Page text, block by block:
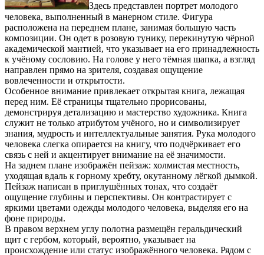
Здесь представлен портрет молодого
человека, выполненный в манерном стиле. Фигура
расположена на переднем плане, занимая большую часть
композиции. Он одет в розовую тунику, перекинутую чёрной
академической мантией, что указывает на его принадлежность
к учёному сословию. На голове у него тёмная шапка, а взгляд
направлен прямо на зрителя, создавая ощущение
вовлеченности и открытости.
Особенное внимание привлекает открытая книга, лежащая
перед ним. Её страницы тщательно прорисованы,
демонстрируя детализацию и мастерство художника. Книга
служит не только атрибутом учёного, но и символизирует
знания, мудрость и интеллектуальные занятия. Рука молодого
человека слегка опирается на книгу, что подчёркивает его
связь с ней и акцентирует внимание на её значимости.
На заднем плане изображён пейзаж: холмистая местность,
уходящая вдаль к горному хребту, окутанному лёгкой дымкой.
Пейзаж написан в приглушённых тонах, что создаёт
ощущение глубины и перспективы. Он контрастирует с
яркими цветами одежды молодого человека, выделяя его на
фоне природы.
В правом верхнем углу полотна размещён геральдический
щит с гербом, который, вероятно, указывает на
происхождение или статус изображённого человека. Рядом с